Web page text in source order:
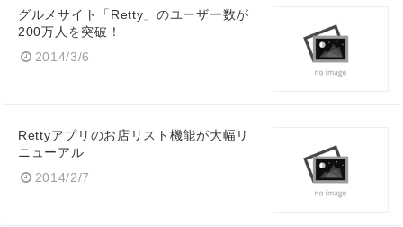
グルメサイト「Retty」のユーザー数が
200万人を突破！
2014/3/6
Rettyアプリのお店リスト機能が大幅リ
ニューアル
2014/2/7